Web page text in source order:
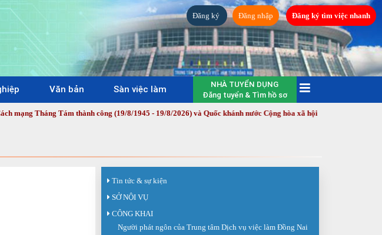
Đăng ký Đăng nhập Đăng ký tìm việc nhanh
Văn bản Sàn việc làm
NHÀ TUYỂN DỤNG
Đăng tuyển & Tìm hồ sơ
Tám thành công (19/8/1945 - 19/8/2026) và Quốc khánh nước Cộng hòa xã hội chủ nghĩa Việt Nam (2/9/
Tin tức & sự kiện
SỞ NỘI VỤ
CÔNG KHAI
Người phát ngôn của Trung tâm Dịch vụ việc làm Đồng Nai